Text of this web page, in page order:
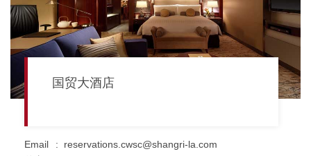
国贸大酒店
Email :
reservations.cwsc@shangri-la.com